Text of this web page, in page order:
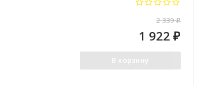
2 339₽
1 922 ₽
В корзину